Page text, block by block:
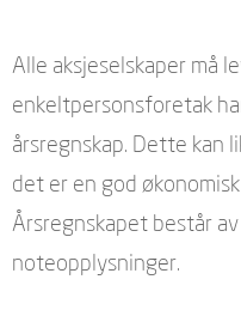
Alle aksjeselskaper må
enkeltpersonsforetak
årsregnskap. Dette kan
det er en god
Årsregnskapet består
noteopplysninger.